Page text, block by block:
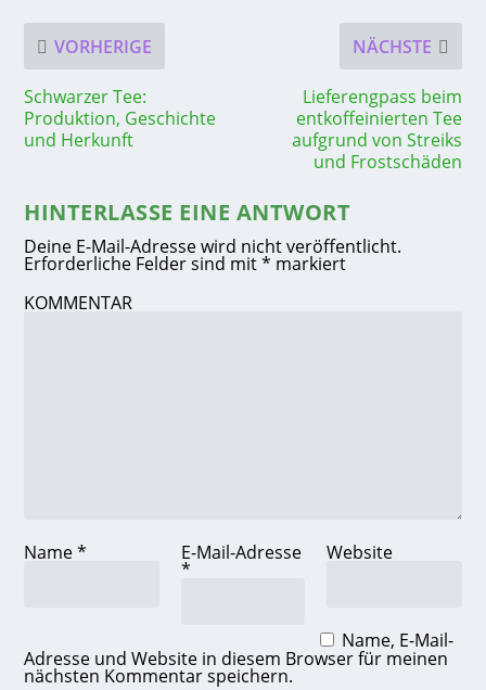
VORHERIGE
Schwarzer Tee:
Produktion, Geschichte
und Herkunft
NÄCHSTE
Lieferengpass beim
entkoffeinierten Tee
aufgrund von Streiks
und Frostschäden
HINTERLASSE EINE ANTWORT
Deine E-Mail-Adresse wird nicht veröffentlicht.
Erforderliche Felder sind mit* markiert
KOMMENTAR
Name* E-Mail-Adresse
*
Website
Name, E-Mail-
Adresse und Website in diesem Browser für meinen
nächsten Kommentar speichern.